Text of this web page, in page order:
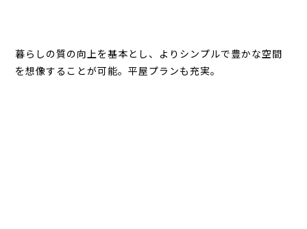
暮らしの質の向上を基本とし、よりシンプルで豊かな空間
を想像することが可能。平屋プランも充実。